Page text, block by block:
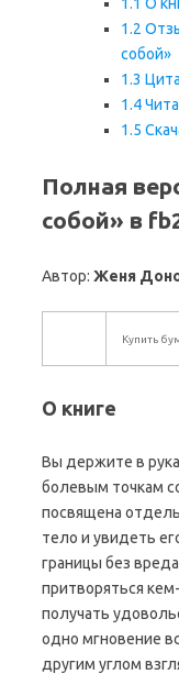
1.2
собой»
1.3
1.4
1.5
Полная
собой» в
Автор: Женя
Купить
О книге
Вы держите в
болевым точкам
посвящена
тело и увидеть
границы без
притворяться
получать
одно мгновение
другим углом